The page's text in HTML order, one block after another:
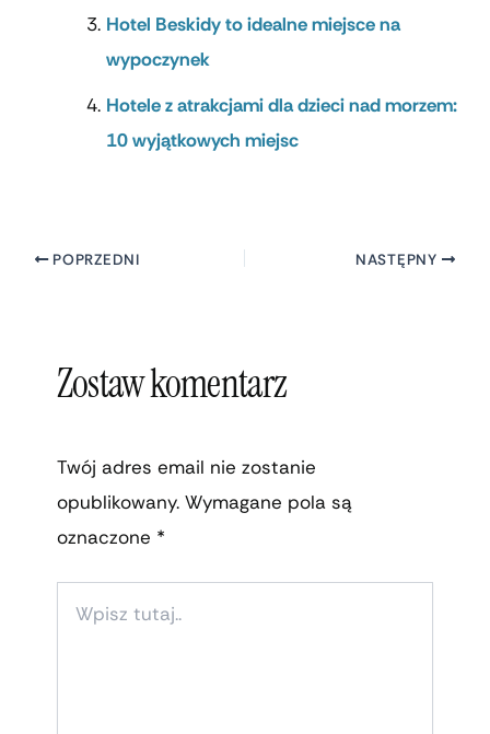
Hotel Beskidy to idealne miejsce na
wypoczynek
Hotele z atrakcjami dla dzieci nad morzem:
10 wyjątkowych miejsc
POPRZEDNI NASTĘPNY
Zostaw komentarz
Twój adres email nie zostanie
opublikowany. Wymagane pola są
oznaczone *
TUTAJ..